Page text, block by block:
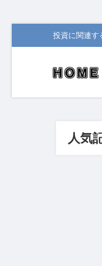
投資に関連す
人気